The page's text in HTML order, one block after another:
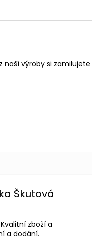
výroby si
Škutová
obchodu je 5 z 5
zboží a
a dodání.